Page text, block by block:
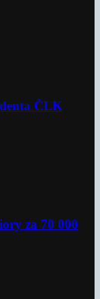
ČLK
za 70 000